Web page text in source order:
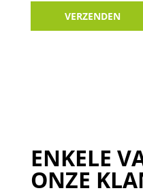
VERZENDEN
ENKELE
ONZE